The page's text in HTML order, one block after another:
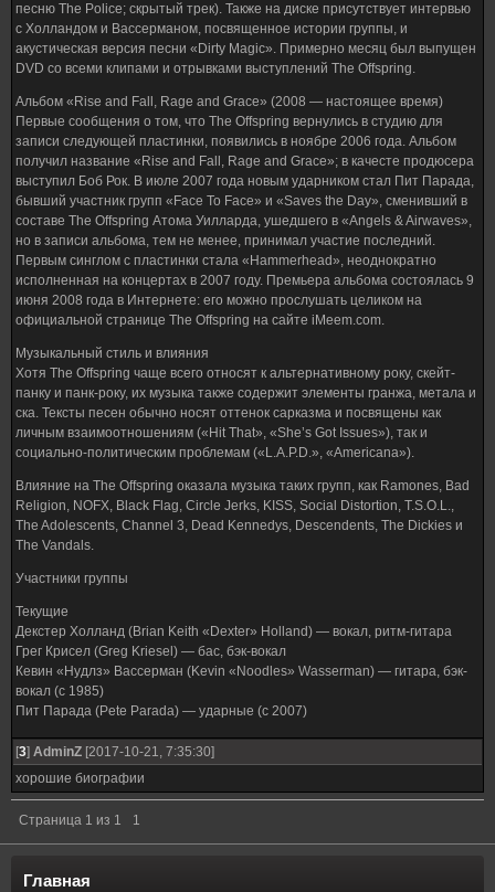
песню The Police; скрытый трек). Также на диске присутствует интервью
с Холландом и Вассерманом, посвященное истории группы, и
акустическая версия песни «Dirty Magic». Примерно месяц был выпущен
DVD со всеми клипами и отрывками выступлений The Offspring.
Альбом «Rise and Fall, Rage and Grace» (2008 — настоящее время)
Первые сообщения о том, что The Offspring вернулись в студию для
записи следующей пластинки, появились в ноябре 2006 года. Альбом
получил название «Rise and Fall, Rage and Grace»; в качесте продюсера
выступил Боб Рок. В июле 2007 года новым ударником стал Пит Парада,
бывший участник групп «Face To Face» и «Saves the Day», сменивший в
составе The Offspring Атома Уилларда, ушедшего в «Angels & Airwaves»,
но в записи альбома, тем не менее, принимал участие последний.
Первым синглом с пластинки стала «Hammerhead», неоднократно
исполненная на концертах в 2007 году. Премьера альбома состоялась 9
июня 2008 года в Интернете: его можно прослушать целиком на
официальной странице The Offspring на сайте iMeem.com.
Музыкальный стиль и влияния
Хотя The Offspring чаще всего относят к альтернативному року, скейт-
панку и панк-року, их музыка также содержит элементы гранжа, метала и
ска. Тексты песен обычно носят оттенок сарказма и посвящены как
личным взаимоотношениям («Hit That», «She’s Got Issues»), так и
социально-политическим проблемам («L.A.P.D.», «Americana»).
Влияние на The Offspring оказала музыка таких групп, как Ramones, Bad
Religion, NOFX, Black Flag, Circle Jerks, KISS, Social Distortion, T.S.O.L.,
The Adolescents, Channel 3, Dead Kennedys, Descendents, The Dickies и
The Vandals.
Участники группы
Текущие
Декстер Холланд (Brian Keith «Dexter» Holland) — вокал, ритм-гитара
Грег Крисел (Greg Kriesel) — бас, бэк-вокал
Кевин «Нудлз» Вассерман (Kevin «Noodles» Wasserman) — гитара, бэк-
вокал (с 1985)
Пит Парада (Pete Parada) — ударные (с 2007)
[3] AdminZ [2017-10-21, 7:35:30]
хорошие биографии
Страница 1 из 1 1
Главная